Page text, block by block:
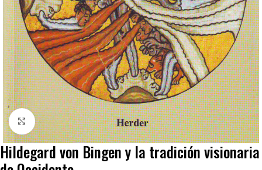
Click to enlarge
Hildegard von Bingen y la tradición visionaria